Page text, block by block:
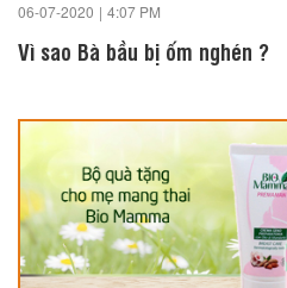
06-07-2020 | 4:07 PM
Vì sao Bà bầu bị ốm nghén ?